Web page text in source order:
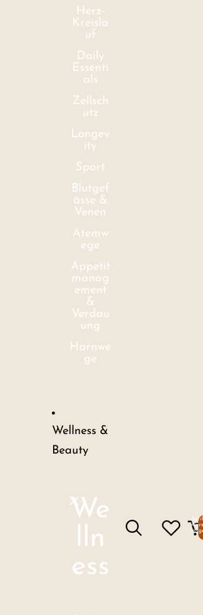
Herz-
Kreisla
uf
Daily
Essenti
als
Zellsch
utz
Longev
ity
Sport
Blutgef
ässe &
Venen
Atemw
ege
Appetit
manag
ement
&
Verdau
ung
Harnwe
ge
Wellness &
Beauty
We
lln
ess